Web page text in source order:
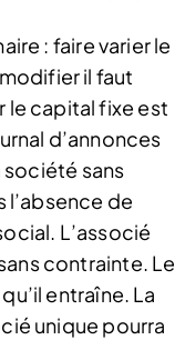
: faire varier le
il faut
le capital fixe est
d’annonces
société sans
l’absence de
L’associé
contrainte. Le
entraîne. La
unique pourra